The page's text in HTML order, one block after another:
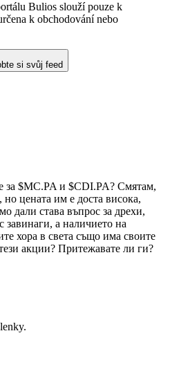
Bulios slouží pouze k
k obchodování nebo
si svůj feed
за $MC.PA и $CDI.PA? Смятам,
но цената им е доста висока,
дали става въпрос за дрехи,
завинаги, а наличието на
хора в света също има своите
акции? Притежавате ли ги?